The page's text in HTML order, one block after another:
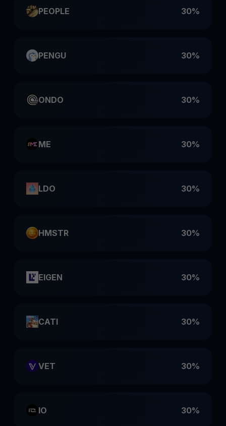
PEOPLE 30%
PENGU 30%
ONDO 30%
ME 30%
LDO 30%
HMSTR 30%
EIGEN 30%
CATI 30%
VET 30%
IO 30%